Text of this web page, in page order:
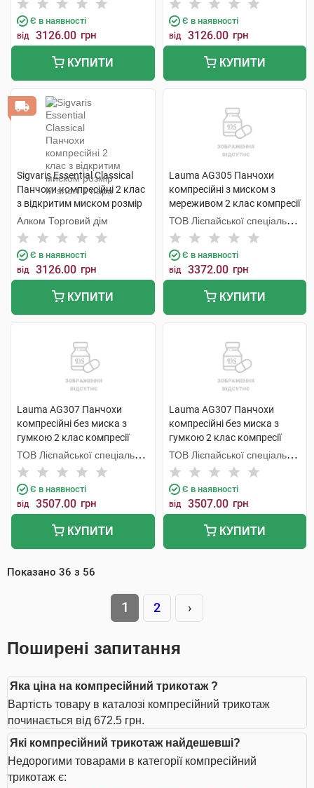
Є в наявності
від 3126.00 грн
КУПИТИ
Є в наявності
від 3126.00 грн
КУПИТИ
Sigvaris Essential Classical
Панчохи компресійні 2 клас
з відкритим миском розмір
М short 1 пара
Алком Торговий дім
Є в наявності
від 3126.00 грн
КУПИТИ
Lauma AG305 Панчохи
компресійні з миском з
мереживом 2 клас компресії
колір натуральний розмір 4
1 пара
ТОВ Лієпайської спеціальної
економічної зони Лаума
Медікал,
Є в наявності
від 3372.00 грн
КУПИТИ
Lauma AG307 Панчохи
компресійні без миска з
гумкою 2 клас компресії
колір натуральний розмір 4D
1 пара
ТОВ Лієпайської спеціальної
економічної зони Лаума
Медікал,
Є в наявності
від 3507.00 грн
КУПИТИ
Lauma AG307 Панчохи
компресійні без миска з
гумкою 2 клас компресії
колір натуральний розмір 3D
1 пара
ТОВ Лієпайської спеціальної
економічної зони Лаума
Медікал,
Є в наявності
від 3507.00 грн
КУПИТИ
Показано 36 з 56
1 2 ›
Поширені запитання
Яка ціна на компресійний трикотаж ?
Вартість товару в каталозі компресійний трикотаж
починається від 672.5 грн.
Які компресійний трикотаж найдешевші?
Недорогими товарами в категорії компресійний
трикотаж є: